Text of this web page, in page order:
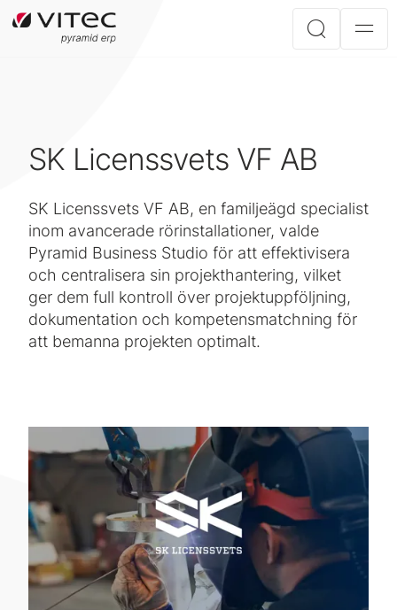
SK Licenssvets VF AB
SK Licenssvets VF AB, en familjeägd specialist
inom avancerade rörinstallationer, valde
Pyramid Business Studio för att effektivisera
och centralisera sin projekthantering, vilket
ger dem full kontroll över projektuppföljning,
dokumentation och kompetensmatchning för
att bemanna projekten optimalt.